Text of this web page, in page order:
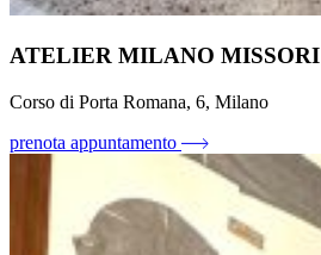
ATELIER MILANO MISSORI
Corso di Porta Romana, 6, Milano
prenota appuntamento